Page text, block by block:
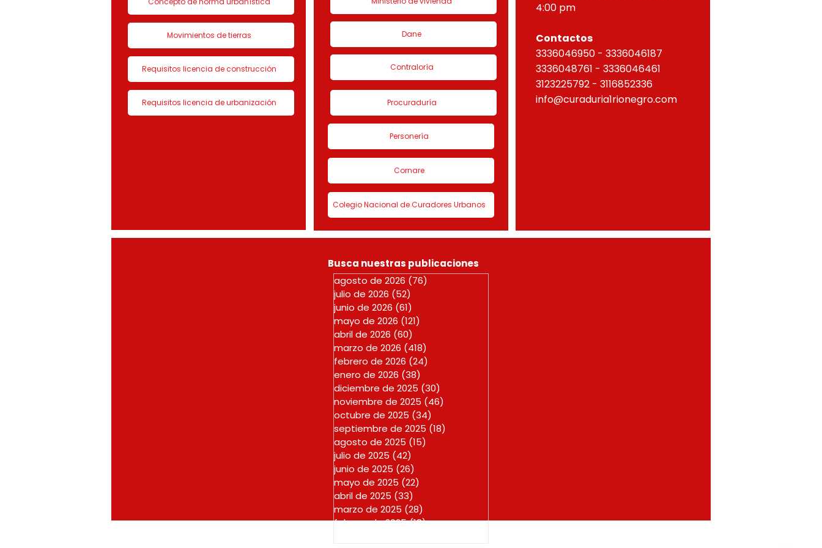
Movimientos de tierras
Requisitos licencia de construcción
Requisitos licencia de urbanización
Dane
Contraloría
Procuraduría
Personería
Cornare
Colegio Nacional de Curadores Urbanos
4:00 pm
Contactos
3336046950 - 3336046187
3336048761 - 3336046461
3123225792 - 3116852336
info@curaduria1rionegro.com
Busca nuestras publicaciones
agosto de 2026 (76)
julio de 2026 (52)
junio de 2026 (61)
mayo de 2026 (121)
abril de 2026 (60)
marzo de 2026 (418)
febrero de 2026 (24)
enero de 2026 (38)
diciembre de 2025 (30)
noviembre de 2025 (46)
octubre de 2025 (34)
septiembre de 2025 (18)
agosto de 2025 (15)
julio de 2025 (42)
junio de 2025 (26)
mayo de 2025 (22)
abril de 2025 (33)
marzo de 2025 (28)
febrero de 2025(18)18 entradas